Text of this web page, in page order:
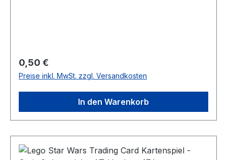
Regulärer Preis:
0,50 €
Preise inkl. MwSt. zzgl. Versandkosten
In den Warenkorb